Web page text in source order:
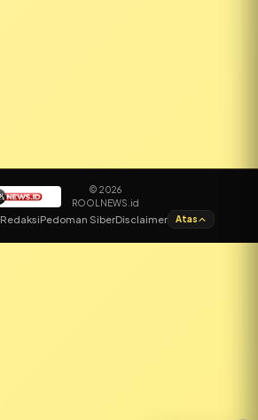
✕
© 2026
ROOLNEWS.id
RedaksiPedoman SiberDisclaimer Atas